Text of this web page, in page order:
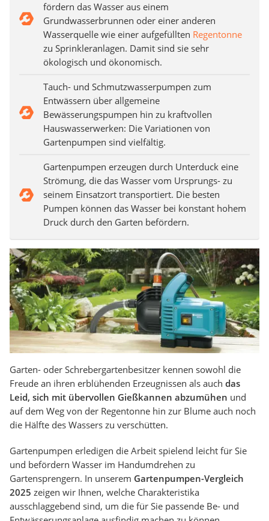
fördern das Wasser aus einem
Grundwasserbrunnen oder einer anderen
Wasserquelle wie einer aufgefüllten Regentonne
zu Sprinkleranlagen. Damit sind sie sehr
ökologisch und ökonomisch.
Tauch- und Schmutzwasserpumpen zum
Entwässern über allgemeine
Bewässerungspumpen hin zu kraftvollen
Hauswasserwerken: Die Variationen von
Gartenpumpen sind vielfältig.
Gartenpumpen erzeugen durch Unterduck eine
Strömung, die das Wasser vom Ursprungs- zu
seinem Einsatzort transportiert. Die besten
Pumpen können das Wasser bei konstant hohem
Druck durch den Garten befördern.
Garten- oder Schrebergartenbesitzer kennen sowohl die
Freude an ihren erblühenden Erzeugnissen als auch das
Leid, sich mit übervollen Gießkannen abzumühen und
auf dem Weg von der Regentonne hin zur Blume auch noch
die Hälfte des Wassers zu verschütten.
Gartenpumpen erledigen die Arbeit spielend leicht für Sie
und befördern Wasser im Handumdrehen zu
Gartensprengern. In unserem Gartenpumpen-Vergleich
2025 zeigen wir Ihnen, welche Charakteristika
ausschlaggebend sind, um die für Sie passende Be- und